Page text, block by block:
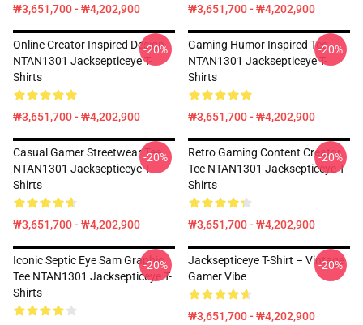
₩3,651,700 - ₩4,202,900 ₩3,651,700 - ₩4,202,900
Online Creator Inspired Design
NTAN1301 Jacksepticeye T-
Shirts
₩3,651,700 - ₩4,202,900
-20%
Gaming Humor Inspired Tee
NTAN1301 Jacksepticeye T-
Shirts
₩3,651,700 - ₩4,202,900
-20%
Casual Gamer Streetwear Tee
NTAN1301 Jacksepticeye T-
Shirts
₩3,651,700 - ₩4,202,900
-20%
Retro Gaming Content Creator
Tee NTAN1301 Jacksepticeye T-
Shirts
₩3,651,700 - ₩4,202,900
-20%
Iconic Septic Eye Sam Graphic
Tee NTAN1301 Jacksepticeye T-
Shirts
-20%
Jacksepticeye T-Shirt – Vintage
Gamer Vibe
₩3,651,700 - ₩4,202,900
-20%